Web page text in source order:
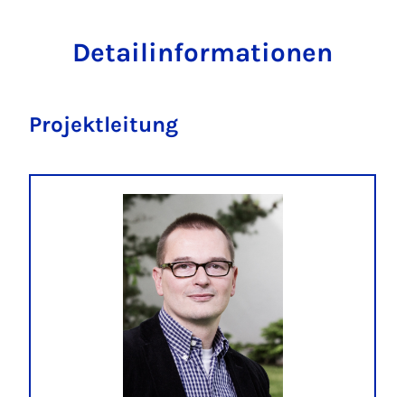
Detailinformationen
Projektleitung